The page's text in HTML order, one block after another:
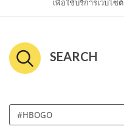
เพื่อใช้บริการเว็บไซต์
SEARCH